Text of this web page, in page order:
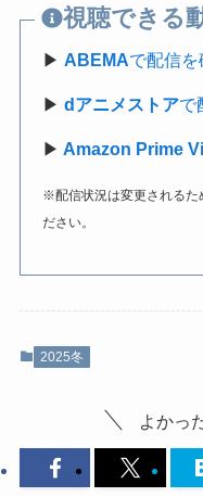
視聴できる
▶ABEMAで配信を
▶dアニメストアで
▶ Amazon Prime
※配信状況は変更されるた
ださい。
2025冬
よかっ